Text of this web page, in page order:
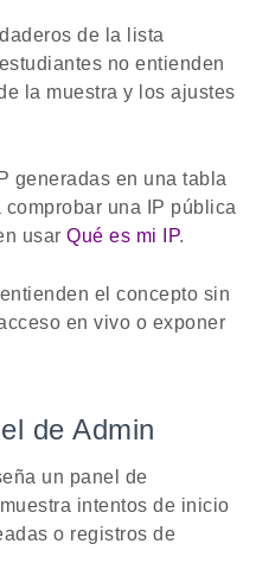
de la lista
no entienden
la muestra y los ajustes
generadas en una tabla
una IP pública
usar Qué es mi IP.
el concepto sin
en vivo o exponer
de Admin
un panel de
intentos de inicio
o registros de